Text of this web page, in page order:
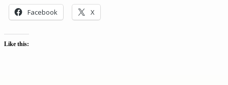
Facebook X
Like this: